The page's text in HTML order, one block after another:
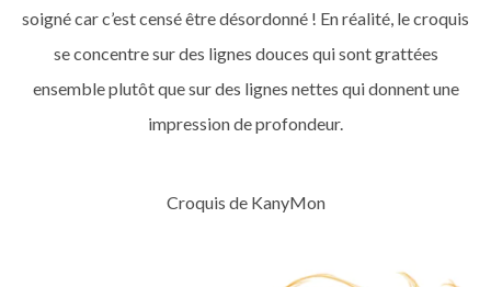
soigné car c’est censé être désordonné ! En réalité, le croquis
se concentre sur des lignes douces qui sont grattées
ensemble plutôt que sur des lignes nettes qui donnent une
impression de profondeur.
Croquis de KanyMon